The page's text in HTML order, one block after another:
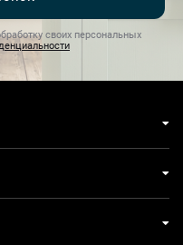
своих персональных